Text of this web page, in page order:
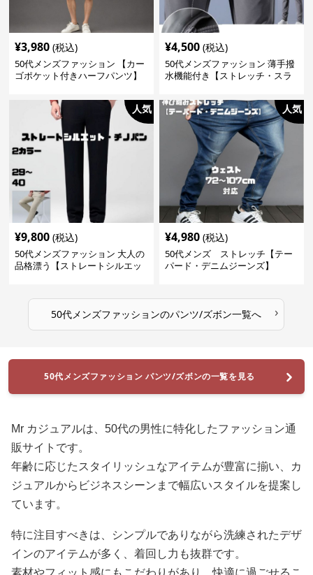
¥3,980 (税込)
50代メンズファッション 【カー
ゴポケット付きハーフパンツ】
¥4,500 (税込)
50代メンズファッション 薄手撥
水機能付き【ストレッチ・スラ
人気
¥9,800 (税込)
50代メンズファッション 大人の
品格漂う【ストレートシルエッ
人気
¥4,980 (税込)
50代メンズ ストレッチ【テー
パード・デニムジーンズ】
50代メンズファッションのパンツ/ズボン一覧へ ›
50代メンズファッション パンツ/ズボンの一覧を見る
Mr カジュアルは、50代の男性に特化したファッション通
販サイトです。
年齢に応じたスタイリッシュなアイテムが豊富に揃い、カ
ジュアルからビジネスシーンまで幅広いスタイルを提案し
ています。
特に注目すべきは、シンプルでありながら洗練されたデザ
インのアイテムが多く、着回し力も抜群です。
素材やフィット感にもこだわりがあり、快適に過ごせるこ